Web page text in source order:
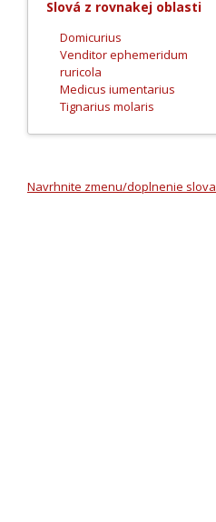
Slová z rovnakej oblasti
Domicurius
Venditor ephemeridum
ruricola
Medicus iumentarius
Tignarius molaris
Navrhnite zmenu/doplnenie slova